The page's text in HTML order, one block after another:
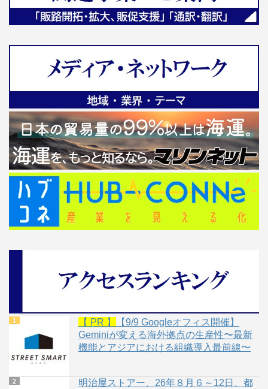
【 PR 】
【9/9 Googleオフィス開催】
Geminiが変える海外拠点の生産性〜最新
機能とアジアにおける組織導入最前線〜
明治屋ストアー、26年８月６～12日、都